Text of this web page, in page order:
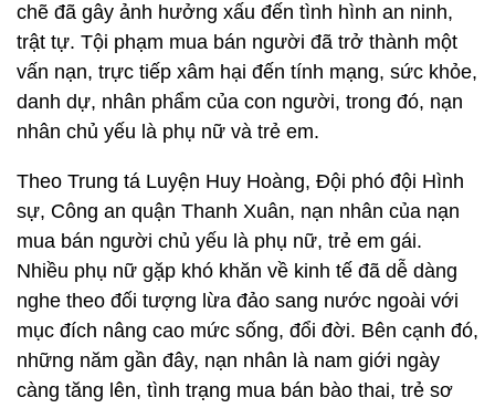
chẽ đã gây ảnh hưởng xấu đến tình hình an ninh,
trật tự. Tội phạm mua bán người đã trở thành một
vấn nạn, trực tiếp xâm hại đến tính mạng, sức khỏe,
danh dự, nhân phẩm của con người, trong đó, nạn
nhân chủ yếu là phụ nữ và trẻ em.
Theo Trung tá Luyện Huy Hoàng, Đội phó đội Hình
sự, Công an quận Thanh Xuân, nạn nhân của nạn
mua bán người chủ yếu là phụ nữ, trẻ em gái.
Nhiều phụ nữ gặp khó khăn về kinh tế đã dễ dàng
nghe theo đối tượng lừa đảo sang nước ngoài với
mục đích nâng cao mức sống, đổi đời. Bên cạnh đó,
những năm gần đây, nạn nhân là nam giới ngày
càng tăng lên, tình trạng mua bán bào thai, trẻ sơ